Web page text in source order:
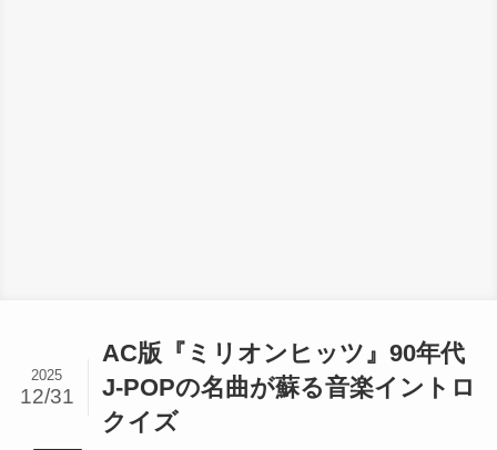
AC版『ミリオンヒッツ』90年代
J-POPの名曲が蘇る音楽イントロ
クイズ
2025
12/31